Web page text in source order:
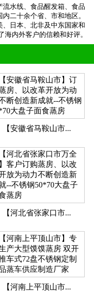
水线、食品醒发箱、食品
二十余个省、市和地区。
日本、北非及中东国家和
内外客户的信赖和好评。
【安徽省马鞍山市...
【河北省张家口市...
【河南上平顶山市...